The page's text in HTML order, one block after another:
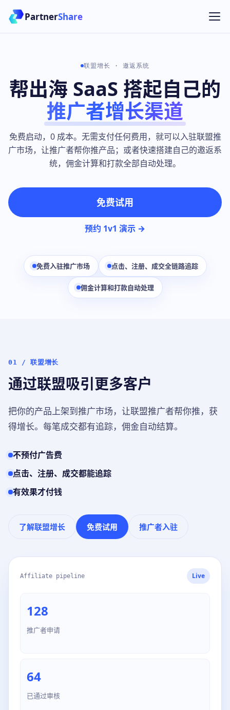
PartnerShare
联盟增长 · 邀返系统
帮出海 SaaS 搭起自己的
推广者增长渠道
免费启动，0 成本。无需支付任何费用，就可以入驻联盟推
广市场，让推广者帮你推产品；或者快速搭建自己的邀返系
统，佣金计算和打款全部自动处理。
免费试用
预约 1v1 演示 →
免费入驻推广市场 点击、注册、成交全链路追踪
佣金计算和打款自动处理
01 / 联盟增长
通过联盟吸引更多客户
把你的产品上架到推广市场，让联盟推广者帮你推，获
得增长。每笔成交都有追踪，佣金自动结算。
不预付广告费
点击、注册、成交都能追踪
有效果才付钱
了解联盟增长 免费试用 推广者入驻
Affiliate pipeline Live
128
推广者申请
64
已通过审核